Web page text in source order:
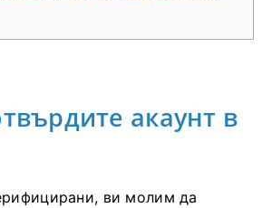
акаунт в
ви молим да